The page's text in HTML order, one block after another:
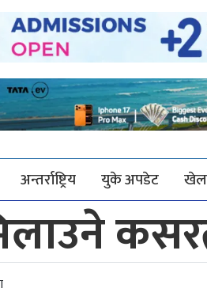
अन्तर्राष्ट्रिय युके अपडेट